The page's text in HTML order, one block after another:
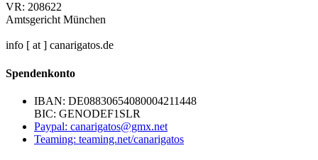
VR: 208622
Amtsgericht München
info [ at ] canarigatos.de
Spendenkonto
IBAN: DE08830654080004211448
BIC: GENODEF1SLR
Paypal: canarigatos@gmx.net
Teaming: teaming.net/canarigatos